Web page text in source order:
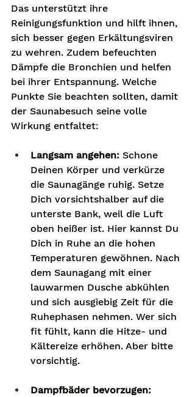
Das unterstützt ihre
Reinigungsfunktion und hilft ihnen,
sich besser gegen Erkältungsviren
zu wehren. Zudem befeuchten
Dämpfe die Bronchien und helfen
bei ihrer Entspannung. Welche
Punkte Sie beachten sollten, damit
der Saunabesuch seine volle
Wirkung entfaltet:
Langsam angehen: Schone
Deinen Körper und verkürze
die Saunagänge ruhig. Setze
Dich vorsichtshalber auf die
unterste Bank, weil die Luft
oben heißer ist. Hier kannst Du
Dich in Ruhe an die hohen
Temperaturen gewöhnen. Nach
dem Saunagang mit einer
lauwarmen Dusche abkühlen
und sich ausgiebig Zeit für die
Ruhephasen nehmen. Wer sich
fit fühlt, kann die Hitze- und
Kältereize erhöhen. Aber bitte
vorsichtig.
Dampfbäder bevorzugen: